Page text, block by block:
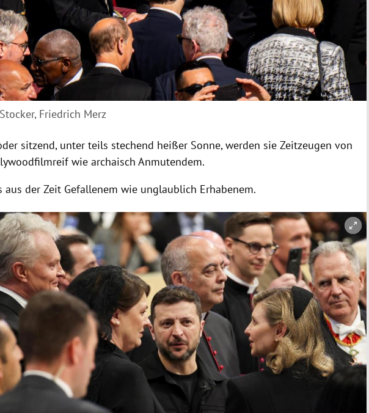
Friedrich Merz
sitzend, unter teils stechend heißer Sonne, werden sie Zeitzeugen von
wie archaisch Anmutendem.
aus der Zeit Gefallenem wie unglaublich Erhabenem.
Hinweis öffnen/schließen